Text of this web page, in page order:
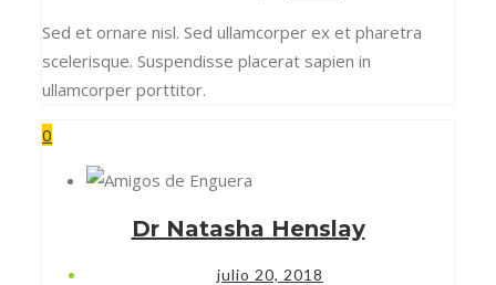
Sed et ornare nisl. Sed ullamcorper ex et pharetra
scelerisque. Suspendisse placerat sapien in
ullamcorper porttitor.
0
Dr Natasha Henslay
julio 20, 2018